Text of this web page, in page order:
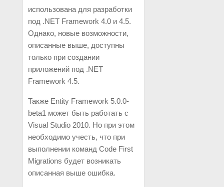
использована для разработки
под .NET Framework 4.0 и 4.5.
Однако, новые возможности,
описанные выше, доступны
только при создании
приложений под .NET
Framework 4.5.
Также Entity Framework 5.0.0-
beta1 может быть работать с
Visual Studio 2010. Но при этом
необходимо учесть, что при
выполнении команд Code First
Migrations будет возникать
описанная выше ошибка.